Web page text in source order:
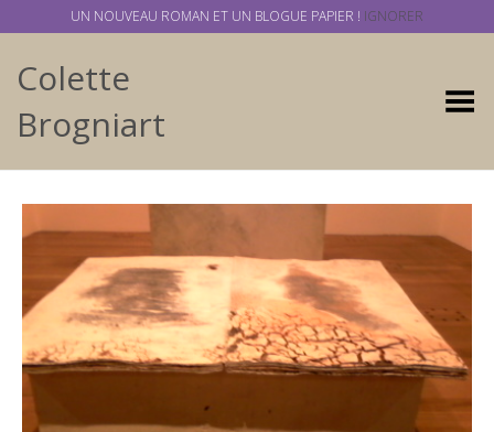
Colette
Brogniart
Basculer
UN NOUVEAU ROMAN ET UN BLOGUE PAPIER ! IGNORER